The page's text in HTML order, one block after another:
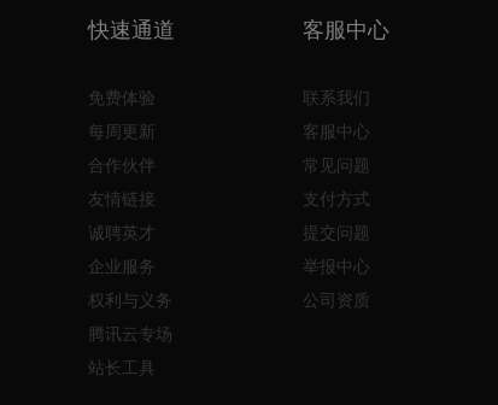
快速通道
免费体验
每周更新
合作伙伴
友情链接
诚聘英才
企业服务
权利与义务
腾讯云专场
站长工具
客服中心
联系我们
客服中心
常见问题
支付方式
提交问题
举报中心
公司资质